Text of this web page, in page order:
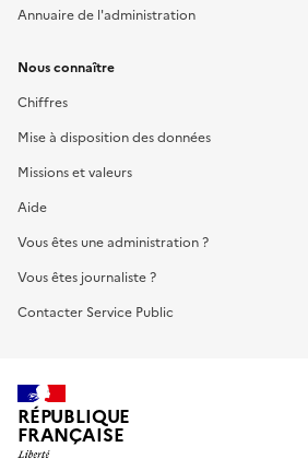
Annuaire de l'administration
Nous connaître
Chiffres
Mise à disposition des données
Missions et valeurs
Aide
Vous êtes une administration ?
Vous êtes journaliste ?
Contacter Service Public
RÉPUBLIQUE
FRANÇAISE